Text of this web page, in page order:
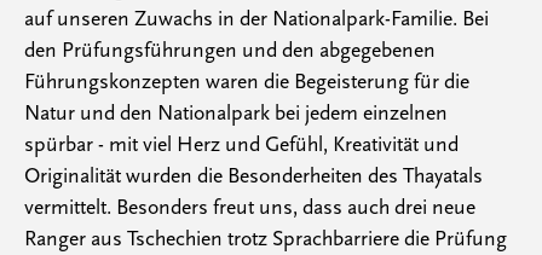
auf unseren Zuwachs in der Nationalpark-Familie. Bei
den Prüfungsführungen und den abgegebenen
Führungskonzepten waren die Begeisterung für die
Natur und den Nationalpark bei jedem einzelnen
spürbar - mit viel Herz und Gefühl, Kreativität und
Originalität wurden die Besonderheiten des Thayatals
vermittelt. Besonders freut uns, dass auch drei neue
Ranger aus Tschechien trotz Sprachbarriere die Prüfung